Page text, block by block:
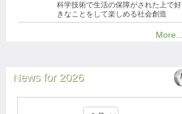
科学技術で生活の保障がされた上で好
きなことをして楽しめる社会創造
More...
News for 2026